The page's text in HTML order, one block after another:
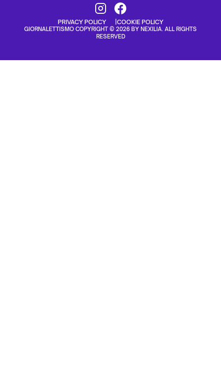
PRIVACY POLICY COOKIE POLICY
GIORNALETTISMO COPYRIGHT © 2026 BY NEXILIA. ALL RIGHTS
RESERVED